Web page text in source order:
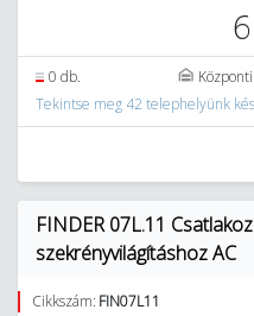
0 db.
Tekintse meg 42 telephelyünk
FINDER 07L.11
szekrényvilágításhoz AC
Cikkszám: FIN07L11